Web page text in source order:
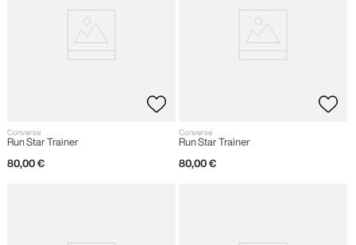
Converse
Run Star Trainer
80,00 €
Converse
Run Star Trainer
80,00 €